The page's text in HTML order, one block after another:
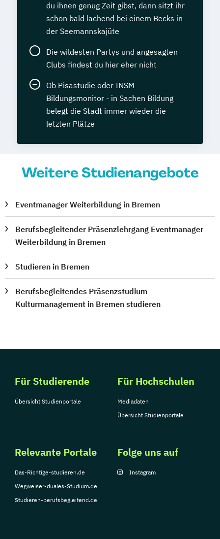
du ihnen genug Zeit gibst, dann sitzt ihr
schon bald lachend bei einem Becks in
der Seemannskajüte
Die wildesten Partys und angesagten
Clubs findest du hier eher nicht
Ob Pisastudie oder INSM-
Bildungsmonitor - in Sachen Bildung
belegt die Stadt immer wieder die
letzten Plätze
Weitere Studienangebote
Eventmanager Weiterbildung in Bremen
Berufsbegleitender Präsenzlehrgang Eventmanager
Weiterbildung in Bremen
Studieren in Bremen
Berufsbegleitendes Präsenzstudium
Kulturmanagement in Bremen studieren
Für Studierende
Übersicht Studienportale
Für Hochschulen
Mediadaten
Übersicht Studienportale
Relevante Portale
Das-Richtige-studieren.de
Wegweiser-duales-Studium.de
Studieren-berufsbegleitend.de
Folge uns auf
Instagram